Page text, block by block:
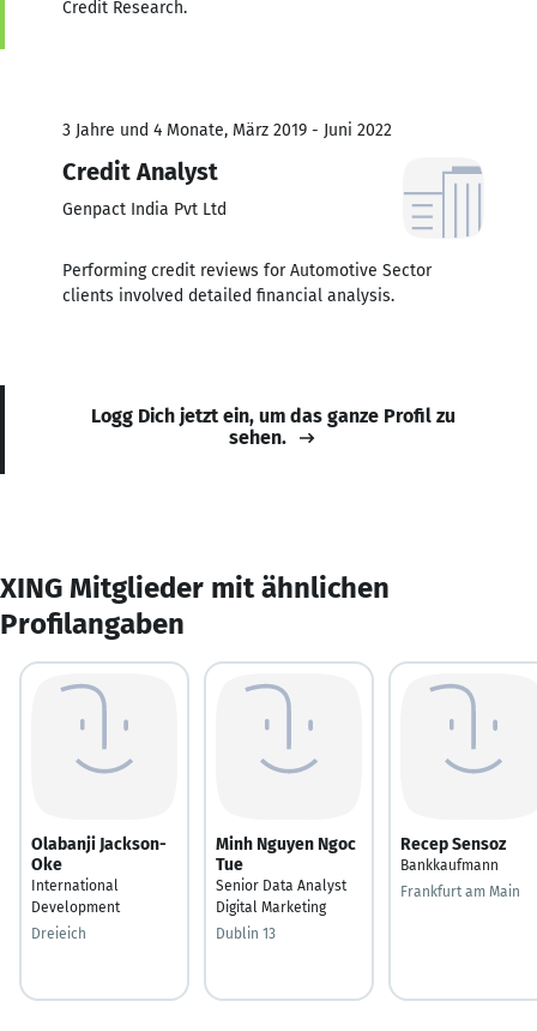
Credit Research.
3 Jahre und 4 Monate, März 2019 - Juni 2022
Credit Analyst
Genpact India Pvt Ltd
Performing credit reviews for Automotive Sector
clients involved detailed financial analysis.
Logg Dich jetzt ein, um das ganze Profil zu
sehen.
XING Mitglieder mit ähnlichen
Profilangaben
Olabanji Jackson-
Oke
International
Development
Dreieich
Minh Nguyen Ngoc
Tue
Senior Data Analyst
Digital Marketing
Dublin 13
Recep Sensoz
Bankkaufmann
Frankfurt am Main